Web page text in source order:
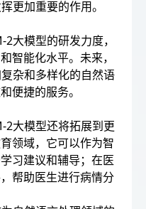
更加重要的作用。
大模型的研发力度，
智能化水平。未来，
杂和多样化的自然语
便捷的服务。
2大模型还将拓展到更
领域，它可以作为智
习建议和辅导；在医
帮助医生进行病情分